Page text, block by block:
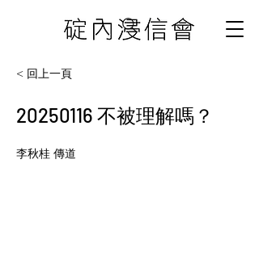
< 回上一頁
20250116 不被理解嗎？
李秋桂 傳道